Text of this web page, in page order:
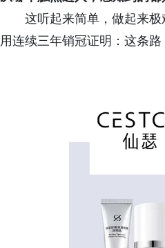
这听起来简单，做起来
用连续三年销冠证明：这条路